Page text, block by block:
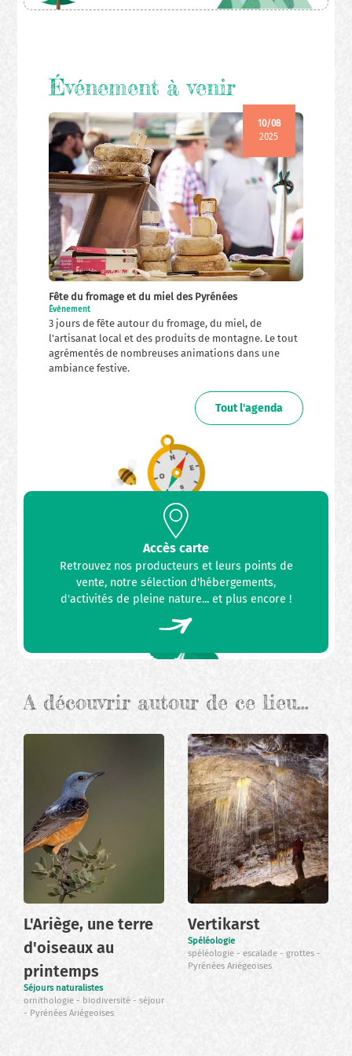
Événement à venir
10/08
2025
Fête du fromage et du miel des Pyrénées
Évènement
3 jours de fête autour du fromage, du miel, de
l'artisanat local et des produits de montagne. Le tout
agrémentés de nombreuses animations dans une
ambiance festive.
Tout l'agenda
Accès carte
Retrouvez nos producteurs et leurs points de
vente, notre sélection d'hébergements,
d'activités de pleine nature... et plus encore !
A découvrir autour de ce lieu…
L'Ariège, une terre
d'oiseaux au
printemps
Séjours naturalistes
ornithologie
biodiversité
séjour
Pyrénées Ariégeoises
Vertikarst
Spéléologie
spéléologie
escalade
grottes
Pyrénées Ariégeoises